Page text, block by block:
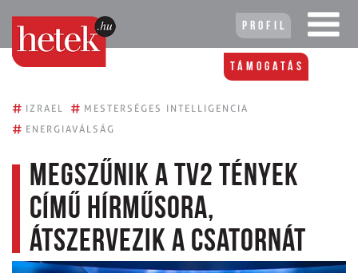
Profil
Támogatás
# IZRAEL # MESTERSÉGES INTELLIGENCIA
# ENERGIAVÁLSÁG
Megszűnik a TV2 Tények
című hírműsora,
átszervezik a csatornát